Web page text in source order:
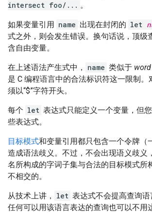
intersect foo/... 。
如果变量引用 name 出现在封闭的 let
式之外，则会发生错误。换句话说，顶级
含自由变量。
在上述语法产生式中， name 类似于 word
是 C 编程语言中的合法标识符这一限制。
须以“$”字符开头。
每个 let 表达式只能定义一个变量，但
些表达式。
目标模式和变量引用都只包含一个令牌（
造成语法歧义。不过，不会出现语义歧义
名所构成的字词子集与合法的目标模式所
不相交的。
从技术上讲， let 表达式不会提高查询语
任何可以用该语言表达的查询也可以不用